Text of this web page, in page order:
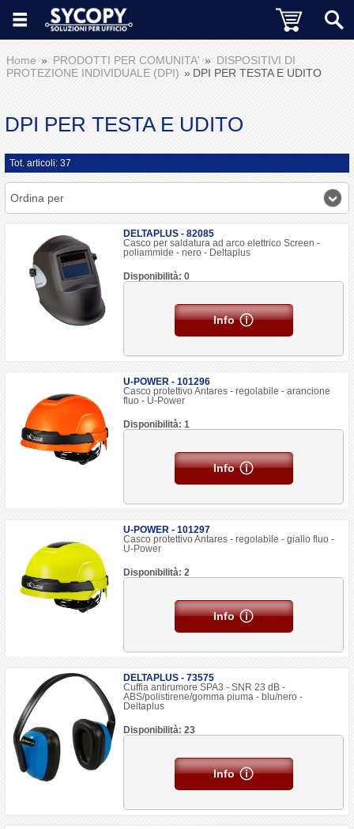
Home PRODOTTI PER COMUNITA'
DISPOSITIVI DI
PROTEZIONE INDIVIDUALE (DPI)
DPI PER TESTA E UDITO
DPI PER TESTA E UDITO
Tot. articoli: 37
Ordina per
DELTAPLUS - 82085
Casco per saldatura ad arco elettrico Screen -
poliammide - nero - Deltaplus
Disponibilità: 0
Info
U-POWER - 101296
Casco protettivo Antares - regolabile - arancione
fluo - U-Power
Disponibilità: 1
Info
U-POWER - 101297
Casco protettivo Antares - regolabile - giallo fluo -
U-Power
Disponibilità: 2
Info
DELTAPLUS - 73575
Cuffia antirumore SPA3 - SNR 23 dB -
ABS/polistirene/gomma piuma - blu/nero -
Deltaplus
Disponibilità: 23
Info